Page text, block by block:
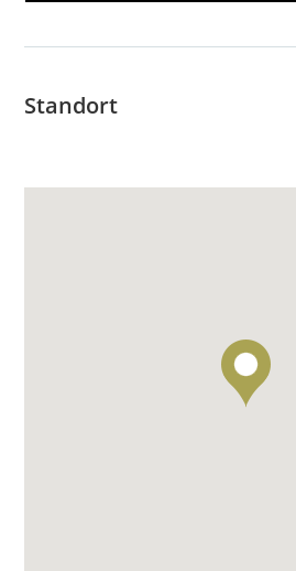
Standort